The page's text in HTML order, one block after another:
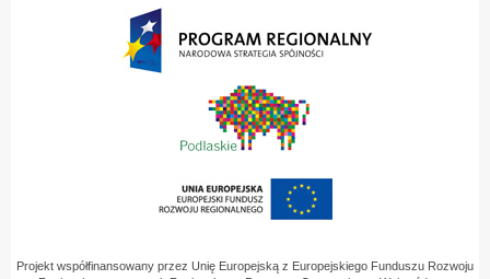
Projekt współfinansowany przez Unię Europejską z Europejskiego Funduszu Rozwoju